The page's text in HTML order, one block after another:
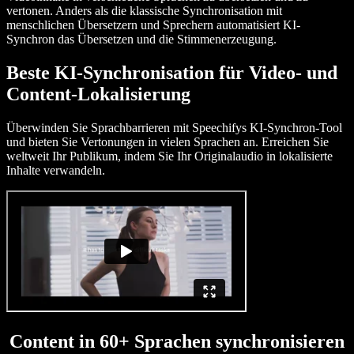
vertonen. Anders als die klassische Synchronisation mit
menschlichen Übersetzern und Sprechern automatisiert KI-
Synchron das Übersetzen und die Stimmenerzeugung.
Beste KI-Synchronisation für Video- und
Content-Lokalisierung
Überwinden Sie Sprachbarrieren mit Speechifys KI-Synchron-Tool
und bieten Sie Vertonungen in vielen Sprachen an. Erreichen Sie
weltweit Ihr Publikum, indem Sie Ihr Originalaudio in lokalisierte
Inhalte verwandeln.
Content in 60+ Sprachen synchronisieren